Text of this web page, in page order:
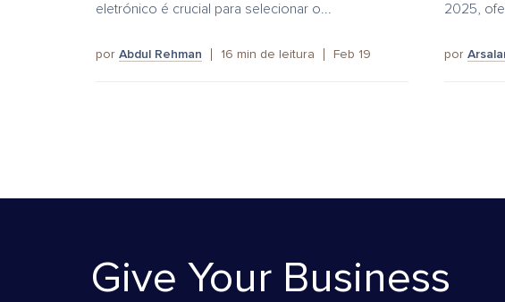
eletrónico é crucial para selecionar o...
por Abdul Rehman 16 min de leitura Feb 19
2025,
por
Give Your Business